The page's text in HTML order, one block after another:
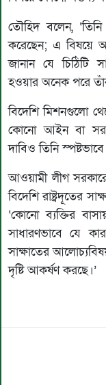
তৌহিদ বলেন,
করেছেন; এ বিষয়ে
জানান যে চিঠিটি
হওয়ার অনেক পরে
বিদেশি মিশনগুলো
কোনো আইন বা
দাবিও তিনি
আওয়ামী লীগ
বিদেশি রাষ্ট্রদূতের
‘কোনো ব্যক্তির
সাধারণভাবে যে
সাক্ষাতের
দৃষ্টি আকর্ষণ করছে।’